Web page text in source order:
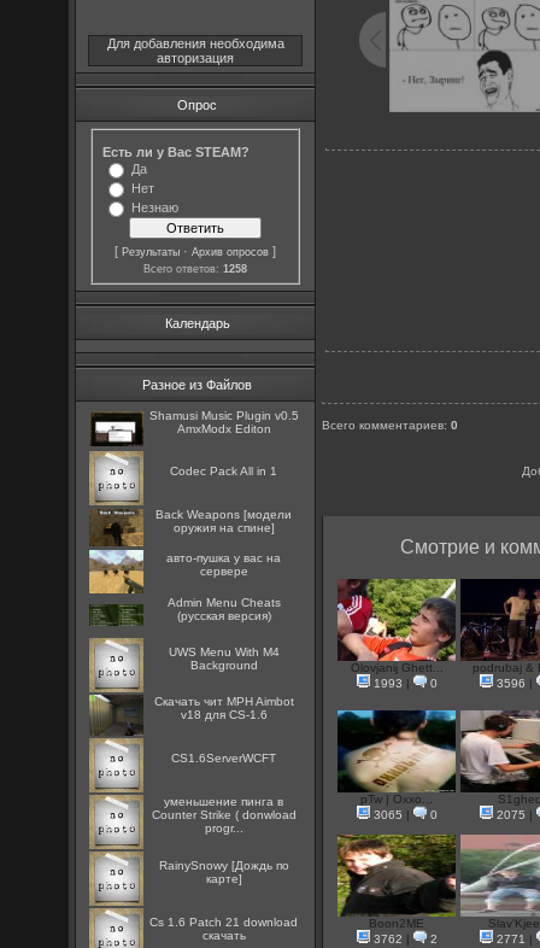
Для добавления необходима
авторизация
Опрос
Есть ли у Вас STEAM?
Да
Нет
Незнаю
[Результаты ·Архив опросов ]
Всего ответов:1258
Календарь
Разное из Файлов
Shamusi Music Plugin v0.5
AmxModx Editon
Codec Pack All in 1
Back Weapons [модели
оружия на спине]
авто-пушка у вас на
сервере
Admin Menu Cheats
(русская версия)
UWS Menu With M4
Background
Скачать чит MPH Aimbot
v18 для CS-1.6
CS1.6ServerWCFT
уменьшение пинга в
Counter Strike ( donwload
progr...
RainySnowy [Дождь по
карте]
Cs 1.6 Patch 21 download
скачать
Всего комментариев:0
Смотрие и
Olovjanij Ghett...
1993
0
podrubaj &
3596
pTw | Oxxo...
3065
0
2075
Boon2ME
3762
2
2771